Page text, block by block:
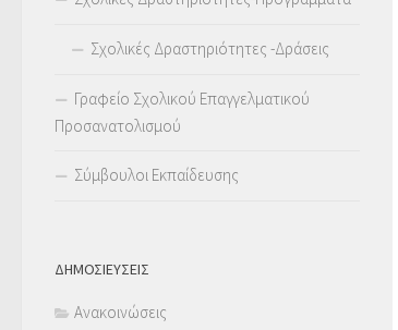
Σχολικές Δραστηριότητες -Δράσεις
Γραφείο Σχολικού Επαγγελματικού
Προσανατολισμού
Σύμβουλοι Εκπαίδευσης
ΔΗΜΟΣΙΕΥΣΕΙΣ
Ανακοινώσεις